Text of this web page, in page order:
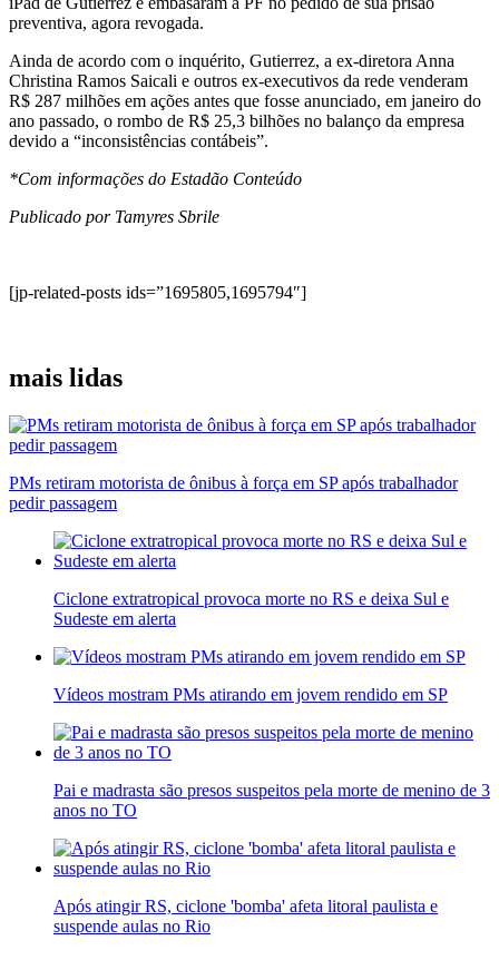
preventiva, agora revogada.
Ainda de acordo com o inquérito, Gutierrez, a ex-diretora Anna
Christina Ramos Saicali e outros ex-executivos da rede venderam
R$ 287 milhões em ações antes que fosse anunciado, em janeiro do
ano passado, o rombo de R$ 25,3 bilhões no balanço da empresa
devido a “inconsistências contábeis”.
*Com informações do Estadão Conteúdo
Publicado por Tamyres Sbrile
[jp-related-posts ids=”1695805,1695794″]
mais lidas
PMs retiram motorista de ônibus à força em SP após trabalhador
pedir passagem
Ciclone extratropical provoca morte no RS e deixa Sul e
Sudeste em alerta
Vídeos mostram PMs atirando em jovem rendido em SP
Pai e madrasta são presos suspeitos pela morte de menino de 3
anos no TO
Após atingir RS, ciclone 'bomba' afeta litoral paulista e
suspende aulas no Rio